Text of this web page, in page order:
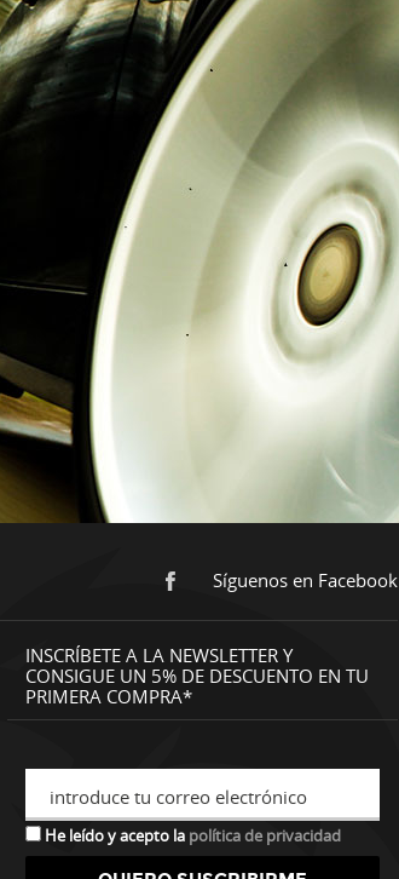
Síguenos en Facebook
INSCRÍBETE A LA NEWSLETTER Y
CONSIGUE UN 5% DE DESCUENTO EN TU
PRIMERA COMPRA*
introduce tu correo electrónico
He leído y acepto la política de privacidad